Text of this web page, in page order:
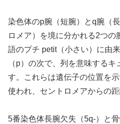
染色体のp腕（短腕）とq腕（
ロメア）を境に分かれる2つの
語のプチ petit（小さい）に由
（p）の次で、列を意味する
す。これらは遺伝子の位置を
使われ、セントロメアからの
5番染色体長腕欠失（5q-）と